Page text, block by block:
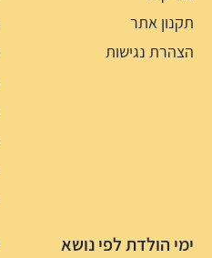
תקנון אתר
הצהרת נגישות
ימי הולדת לפי נושא